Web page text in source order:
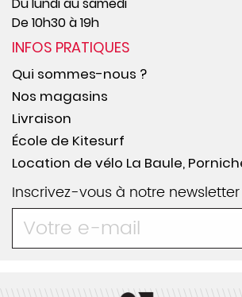
De 10h30 à 19h
INFOS PRATIQUES
Qui sommes-nous ?
Nos magasins
Livraison
École de Kitesurf
Location de vélo La Baule,
Inscrivez-vous à notre newsletter